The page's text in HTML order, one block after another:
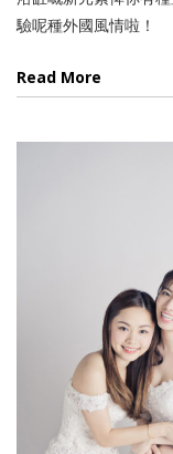
驗呢種外國風情啦！
Read More